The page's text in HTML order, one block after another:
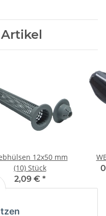
12x50 mm
(10) Stück
2,09 € *